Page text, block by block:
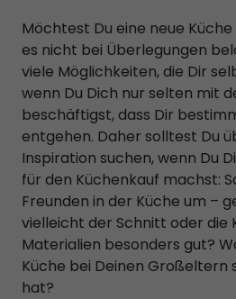
Möchtest Du eine neue
es nicht bei Überlegungen
viele Möglichkeiten, die Dir
wenn Du Dich nur selten mit
beschäftigst, dass Dir
entgehen. Daher solltest Du
Inspiration suchen, wenn Du
für den Küchenkauf machst:
Freunden in der Küche um –
vielleicht der Schnitt oder die
Materialien besonders gut?
Küche bei Deinen Großeltern
hat?